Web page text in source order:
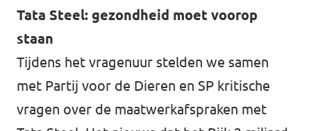
Tata Steel: gezondheid moet voorop
staan
Tijdens het vragenuur stelden we samen
met Partij voor de Dieren en SP kritische
vragen over de maatwerkafspraken met